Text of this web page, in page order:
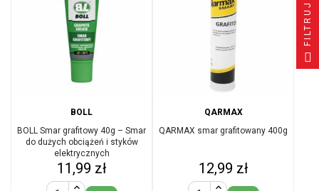
BOLL
BOLL Smar grafitowy 40g – Smar
do dużych obciążeń i styków
elektrycznych
Cena
11,99 zł
QARMAX
QARMAX smar grafitowany 400g
Cena
12,99 zł
FILTRUJ